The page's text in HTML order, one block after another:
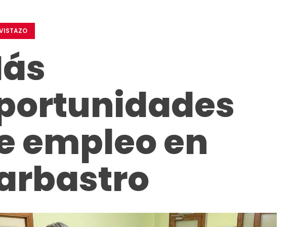
empleo en